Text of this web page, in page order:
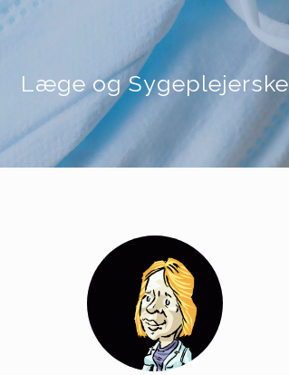
Læge og Sygeplejerske